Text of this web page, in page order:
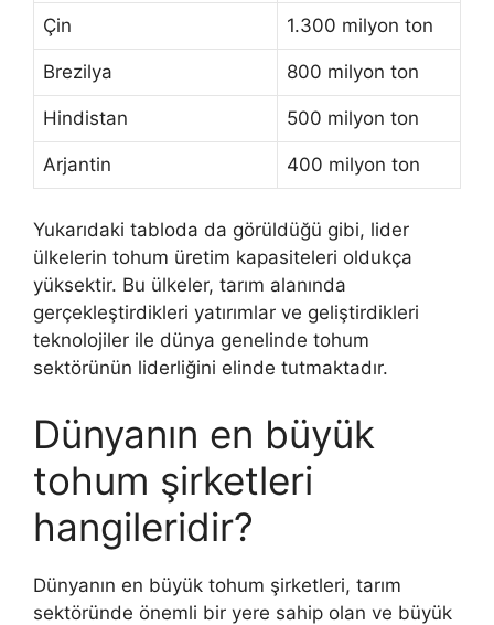
Çin 1.300 milyon ton
Brezilya 800 milyon ton
Hindistan 500 milyon ton
Arjantin 400 milyon ton
Yukarıdaki tabloda da görüldüğü gibi, lider
ülkelerin tohum üretim kapasiteleri oldukça
yüksektir. Bu ülkeler, tarım alanında
gerçekleştirdikleri yatırımlar ve geliştirdikleri
teknolojiler ile dünya genelinde tohum
sektörünün liderliğini elinde tutmaktadır.
Dünyanın en büyük
tohum şirketleri
hangileridir?
Dünyanın en büyük tohum şirketleri, tarım
sektöründe önemli bir yere sahip olan ve büyük